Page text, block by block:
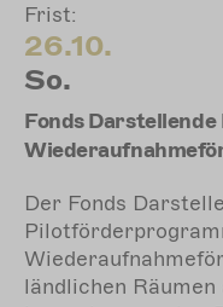
Frist:
26.10.
So.
Fonds Darstellende
Der Fonds
ländlichen